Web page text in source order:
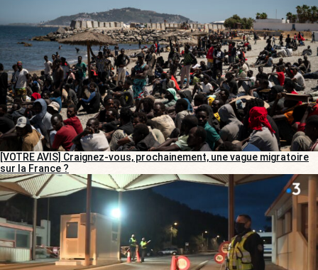
[VOTRE AVIS] Craignez-vous, prochainement, une vague migratoire
sur la France ?